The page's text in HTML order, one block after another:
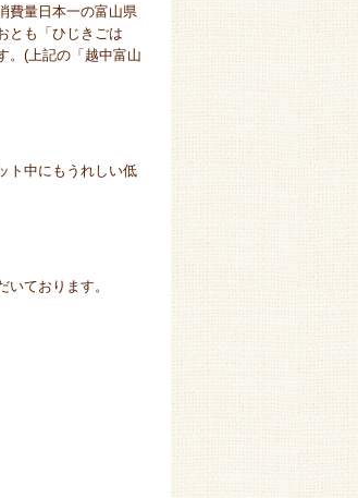
費量日本一の富山県
とも「ひじきごは
。(上記の「越中富山
ト中にもうれしい低
ております。